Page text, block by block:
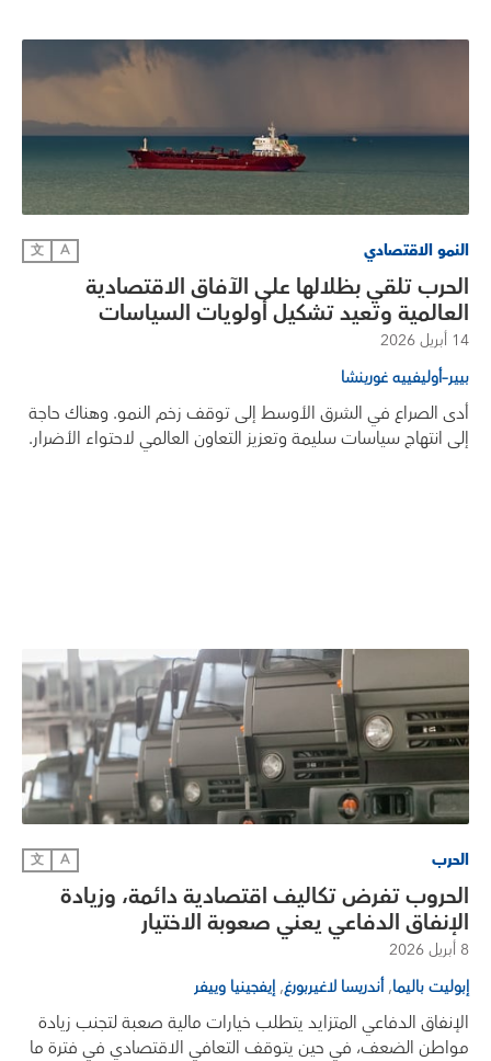
النمو الاقتصادي A
文
الحرب تلقي بظلالها على الآفاق الاقتصادية
العالمية وتعيد تشكيل أولويات السياسات
14 أبريل 2026
بيير–أوليفييه غورينشا
أدى الصراع في الشرق الأوسط إلى توقف زخم النمو. وهناك حاجة
إلى انتهاج سياسات سليمة وتعزيز التعاون العالمي لاحتواء الأضرار.
الحرب A
文
الحروب تفرض تكاليف اقتصادية دائمة، وزيادة
الإنفاق الدفاعي يعني صعوبة الاختيار
8 أبريل 2026
إبوليت باليما,أندريسا لاغيربورغ, إيفجينيا وييفر
الإنفاق الدفاعي المتزايد يتطلب خيارات مالية صعبة لتجنب زيادة
مواطن الضعف، في حين يتوقف التعافي الاقتصادي في فترة ما